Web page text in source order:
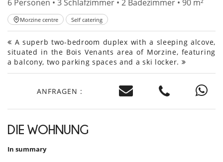
6 Personen • 3 Schlafzimmer • 2 Badezimmer • 90 m²
Morzine centre Self catering
A superb two-bedroom duplex with a sleeping alcove,
situated in the Bois Venants area of Morzine, featuring
a balcony, two parking spaces and a ski locker.
ANFRAGEN :
DIE WOHNUNG
In summary